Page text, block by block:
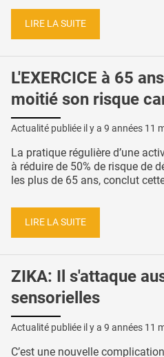
LIRE LA SUITE
L'EXERCICE à 65
moitié son risque
Actualité publiée il y a 9 années 11
La pratique régulière d’une
à réduire de 50% de risque de
les plus de 65 ans, conclut
LIRE LA SUITE
ZIKA: Il s'attaque
sensorielles
Actualité publiée il y a 9 années 11
C’est une nouvelle